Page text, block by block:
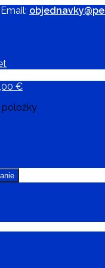
Email:
€
položky